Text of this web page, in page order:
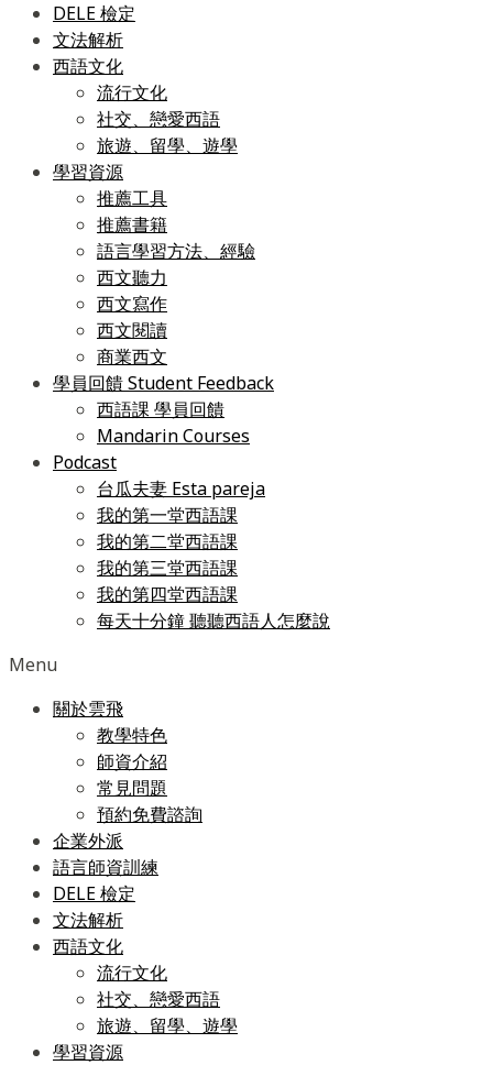
DELE 檢定
文法解析
西語文化
流行文化
社交、戀愛西語
旅遊、留學、遊學
學習資源
推薦工具
推薦書籍
語言學習方法、經驗
西文聽力
西文寫作
西文閱讀
商業西文
學員回饋 Student Feedback
西語課 學員回饋
Mandarin Courses
Podcast
台瓜夫妻 Esta pareja
我的第一堂西語課
我的第二堂西語課
我的第三堂西語課
我的第四堂西語課
每天十分鐘 聽聽西語人怎麼說
Menu
關於雲飛
教學特色
師資介紹
常見問題
預約免費諮詢
企業外派
語言師資訓練
DELE 檢定
文法解析
西語文化
流行文化
社交、戀愛西語
旅遊、留學、遊學
學習資源